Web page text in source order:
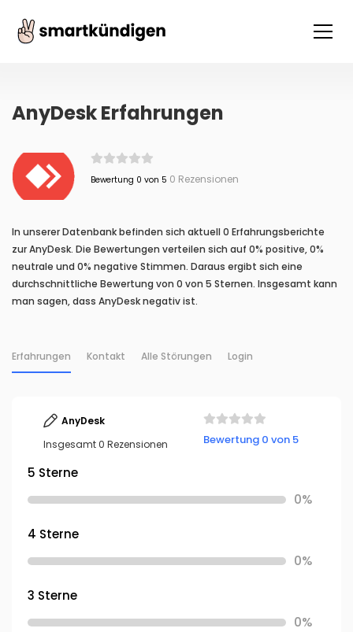
AnyDesk Erfahrungen
Bewertung 0 von 5 0 Rezensionen
In unserer Datenbank befinden sich aktuell 0 Erfahrungsberichte
zur AnyDesk. Die Bewertungen verteilen sich auf 0% positive, 0%
neutrale und 0% negative Stimmen. Daraus ergibt sich eine
durchschnittliche Bewertung von 0 von 5 Sternen. Insgesamt kann
man sagen, dass AnyDesk negativ ist.
Erfahrungen Kontakt Alle Störungen Login
AnyDesk
Insgesamt 0 Rezensionen
Bewertung 0 von 5
5 Sterne
0%
4 Sterne
0%
3 Sterne
0%